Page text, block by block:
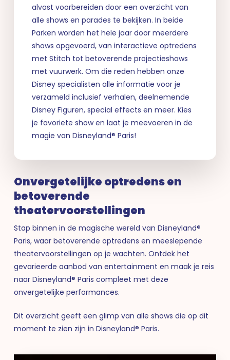
alvast voorbereiden door een overzicht van
alle shows en parades te bekijken. In beide
Parken worden het hele jaar door meerdere
shows opgevoerd, van interactieve optredens
met Stitch tot betoverende projectieshows
met vuurwerk. Om die reden hebben onze
Disney specialisten alle informatie voor je
verzameld inclusief verhalen, deelnemende
Disney Figuren, special effects en meer. Kies
je favoriete show en laat je meevoeren in de
magie van Disneyland® Paris!
Onvergetelijke optredens en
betoverende
theatervoorstellingen
Stap binnen in de magische wereld van Disneyland®
Paris, waar betoverende optredens en meeslepende
theatervoorstellingen op je wachten. Ontdek het
gevarieerde aanbod van entertainment en maak je reis
naar Disneyland® Paris compleet met deze
onvergetelijke performances.
Dit overzicht geeft een glimp van alle shows die op dit
moment te zien zijn in Disneyland® Paris.